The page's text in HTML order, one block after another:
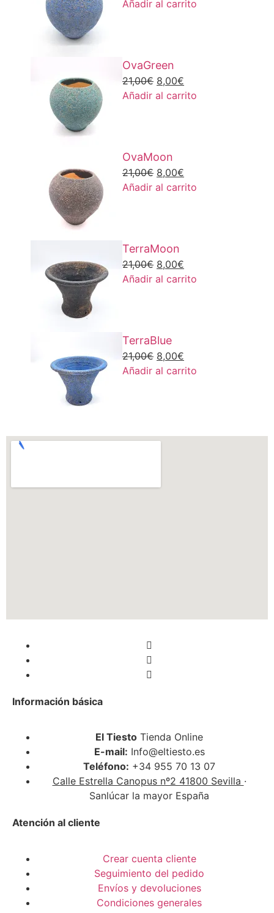
Añadir al carrito
OvaGreen
21,00€ 8,00€
Añadir al carrito
OvaMoon
21,00€ 8,00€
Añadir al carrito
TerraMoon
21,00€ 8,00€
Añadir al carrito
TerraBlue
21,00€ 8,00€
Añadir al carrito
Información básica
El Tiesto Tienda Online
E-mail: Info@eltiesto.es
Teléfono: +34 955 70 13 07
Calle Estrella Canopus nº2 41800 Sevilla ·
Sanlúcar la mayor España
Atención al cliente
Crear cuenta cliente
Seguimiento del pedido
Envíos y devoluciones
Condiciones generales